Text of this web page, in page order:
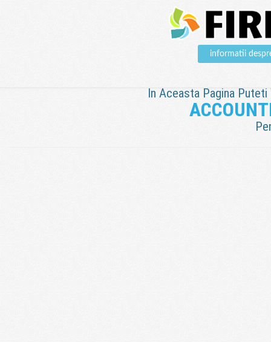
informatii
In Aceasta Pagina